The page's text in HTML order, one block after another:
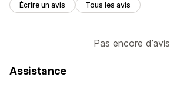
Écrire un avis Tous les avis
Pas encore d’avis
Assistance